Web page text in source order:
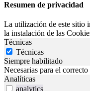
Resumen de privacidad
La utilización de este sitio
la instalación de las
Técnicas
Técnicas
Siempre habilitado
Necesarias para el
Analíticas
analytics